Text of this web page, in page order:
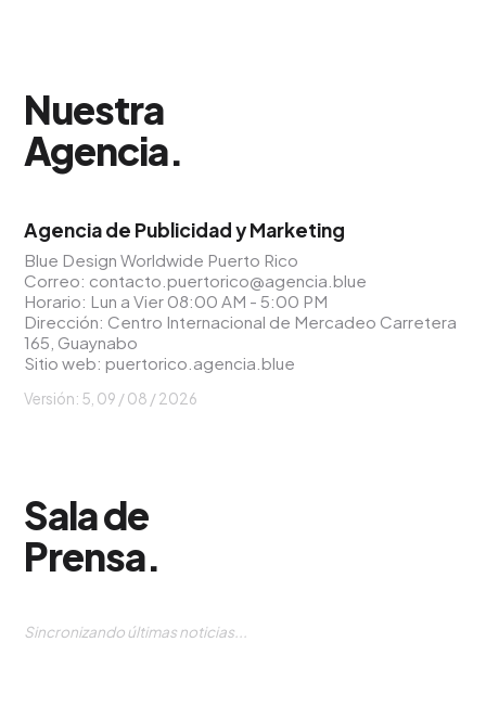
Nuestra
Agencia.
Agencia de Publicidad y Marketing
Blue Design Worldwide Puerto Rico
Correo: contacto.puertorico@agencia.blue
Horario: Lun a Vier 08:00 AM - 5:00 PM
Dirección: Centro Internacional de Mercadeo Carretera
165, Guaynabo
Sitio web:puertorico.agencia.blue
Versión: 5, 09 / 08 / 2026
Sala de
Prensa.
Sincronizando últimas noticias...